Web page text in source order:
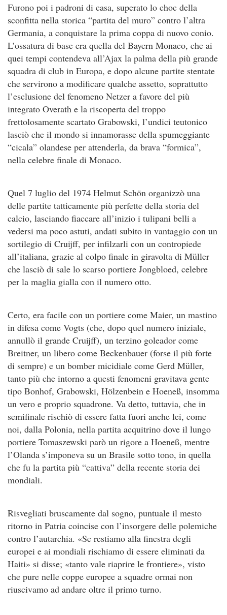
Furono poi i padroni di casa, superato lo choc della
sconfitta nella storica “partita del muro” contro l’altra
Germania, a conquistare la prima coppa di nuovo conio.
L’ossatura di base era quella del Bayern Monaco, che ai
quei tempi contendeva all’Ajax la palma della più grande
squadra di club in Europa, e dopo alcune partite stentate
che servirono a modificare qualche assetto, soprattutto
l’esclusione del fenomeno Netzer a favore del più
integrato Overath e la riscoperta del troppo
frettolosamente scartato Grabowski, l’undici teutonico
lasciò che il mondo si innamorasse della spumeggiante
“cicala” olandese per attenderla, da brava “formica”,
nella celebre finale di Monaco.
Quel 7 luglio del 1974 Helmut Schön organizzò una
delle partite tatticamente più perfette della storia del
calcio, lasciando fiaccare all’inizio i tulipani belli a
vedersi ma poco astuti, andati subito in vantaggio con un
sortilegio di Cruijff, per infilzarli con un contropiede
all’italiana, grazie al colpo finale in giravolta di Müller
che lasciò di sale lo scarso portiere Jongbloed, celebre
per la maglia gialla con il numero otto.
Certo, era facile con un portiere come Maier, un mastino
in difesa come Vogts (che, dopo quel numero iniziale,
annullò il grande Cruijff), un terzino goleador come
Breitner, un libero come Beckenbauer (forse il più forte
di sempre) e un bomber micidiale come Gerd Müller,
tanto più che intorno a questi fenomeni gravitava gente
tipo Bonhof, Grabowski, Hölzenbein e Hoeneß, insomma
un vero e proprio squadrone. Va detto, tuttavia, che in
semifinale rischiò di essere fatta fuori anche lei, come
noi, dalla Polonia, nella partita acquitrino dove il lungo
portiere Tomaszewski parò un rigore a Hoeneß, mentre
l’Olanda s’imponeva su un Brasile sotto tono, in quella
che fu la partita più “cattiva” della recente storia dei
mondiali.
Risvegliati bruscamente dal sogno, puntuale il mesto
ritorno in Patria coincise con l’insorgere delle polemiche
contro l’autarchia. «Se restiamo alla finestra degli
europei e ai mondiali rischiamo di essere eliminati da
Haiti» si disse; «tanto vale riaprire le frontiere», visto
che pure nelle coppe europee a squadre ormai non
riuscivamo ad andare oltre il primo turno.